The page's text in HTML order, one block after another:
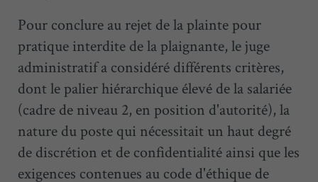
Pour conclure au rejet de la plainte pour
pratique interdite de la plaignante, le juge
administratif a considéré différents critères,
dont le palier hiérarchique élevé de la salariée
(cadre de niveau 2, en position d'autorité), la
nature du poste qui nécessitait un haut degré
de discrétion et de confidentialité ainsi que les
exigences contenues au code d'éthique de